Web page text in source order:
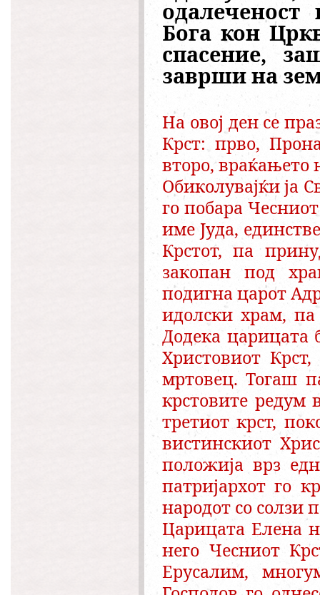
Бога кон
спасение,
заврши на
На овој ден се
Крст: прво,
второ, враќањето
Обиколувајќи ја
го побара
име Јуда,
Крстот, па
закопан под
подигна царот
идолски храм, па
Додека царицата
Христовиот
мртовец. Тогаш
крстовите редум
третиот крст,
вистинскиот
положија врз
патријархот го
народот со солзи
Царицата Елена
него Чесниот
Ерусалим,